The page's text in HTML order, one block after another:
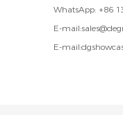
WhatsApp: +86
E-mail:
E-mail: